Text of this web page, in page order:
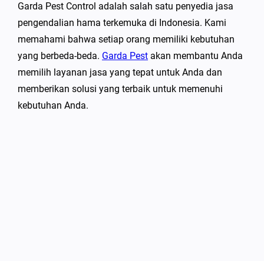
Garda Pest Control adalah salah satu penyedia jasa
pengendalian hama terkemuka di Indonesia. Kami
memahami bahwa setiap orang memiliki kebutuhan
yang berbeda-beda. Garda Pest akan membantu Anda
memilih layanan jasa yang tepat untuk Anda dan
memberikan solusi yang terbaik untuk memenuhi
kebutuhan Anda.